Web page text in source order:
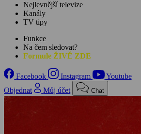
Nejlevnější televize
Kanály
TV tipy
Funkce
Na čem sledovat?
Formule ŽIVĚ ZDE
Facebook Instagram
Youtube
Objednat
Můj účet Chat